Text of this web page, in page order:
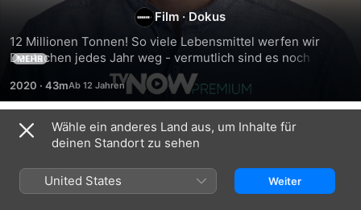
Film · Dokus
12 Millionen Tonnen! So viele Lebensmittel werfen wir
Deutschen jedes Jahr weg - vermutlich sind es noch viel
mehr. Jeder von uns verschwendet so Waren im Wert von
234 Euro. Maik Meuser sucht nach den Ursachen und den
Verantwortlichen.
MEHR
2020 · 43m
Ähnlich
Einsatz
-
Wähle ein anderes Land aus, um Inhalte für
deinen Standort zu sehen
United States Weiter